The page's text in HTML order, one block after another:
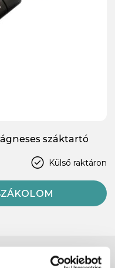
száktartó
Külső raktáron